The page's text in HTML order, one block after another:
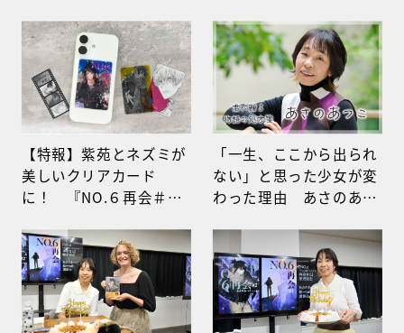
６』続編の舞台裏
物語の秘宝とは
【特報】紫苑とネズミが
美しいクリアカード
に！ 『NO.６再会＃
ン
「一生、ここから出られ
ない」と思った少女が変
わった理由 あさのあつ